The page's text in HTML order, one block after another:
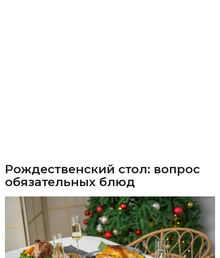
Рождественский стол: вопрос
обязательных блюд